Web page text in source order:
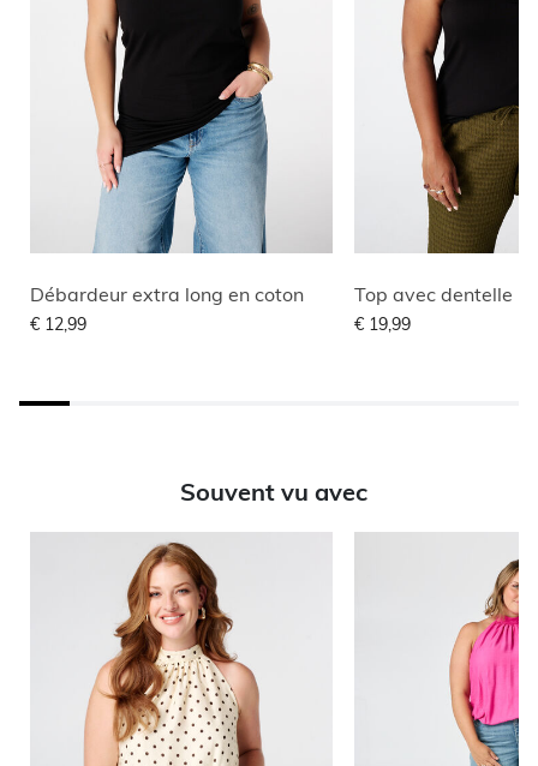
Débardeur extra long en coton
€ 12,99
Top avec dentelle
€ 19,99
Souvent vu avec